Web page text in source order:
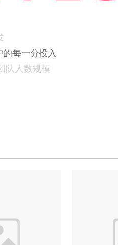
每一分投入
队人数规模